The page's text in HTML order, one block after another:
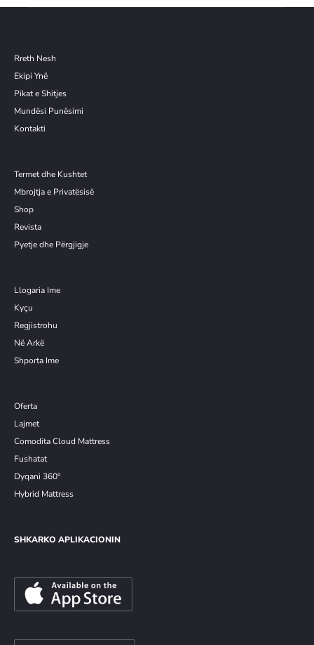
Rreth Nesh
Ekipi Ynë
Pikat e Shitjes
Mundësi Punësimi
Kontakti
Termet dhe Kushtet
Mbrojtja e Privatësisë
Shop
Revista
Pyetje dhe Përgjigje
Llogaria Ime
Kyçu
Regjistrohu
Në Arkë
Shporta Ime
Oferta
Lajmet
Comodita Cloud Mattress
Fushatat
Dyqani 360°
Hybrid Mattress
SHKARKO APLIKACIONIN